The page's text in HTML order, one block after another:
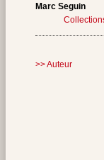
MarcSeguin
>> Auteur